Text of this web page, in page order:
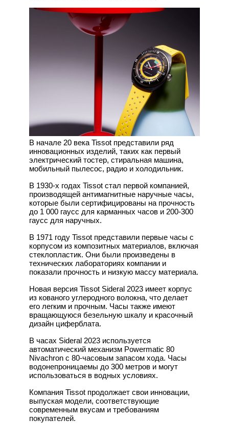
В начале 20 века Tissot представили ряд
инновационных изделий, таких как первый
электрический тостер, стиральная машина,
мобильный пылесос, радио и холодильник.
В 1930-х годах Tissot стал первой компанией,
производящей антимагнитные наручные часы,
которые были сертифицированы на прочность
до 1 000 гаусс для карманных часов и 200-300
гаусс для наручных.
В 1971 году Tissot представили первые часы с
корпусом из композитных материалов, включая
стеклопластик. Они были произведены в
технических лабораториях компании и
показали прочность и низкую массу материала.
Новая версия Tissot Sideral 2023 имеет корпус
из кованого углеродного волокна, что делает
его легким и прочным. Часы также имеют
вращающуюся безельную шкалу и красочный
дизайн циферблата.
В часах Sideral 2023 используется
автоматический механизм Powermatic 80
Nivachron с 80-часовым запасом хода. Часы
водонепроницаемы до 300 метров и могут
использоваться в водных условиях.
Компания Tissot продолжает свои инновации,
выпуская модели, соответствующие
современным вкусам и требованиям
покупателей.